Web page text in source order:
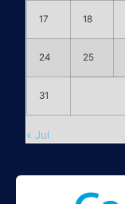
17 18
24 25
31
« Jul